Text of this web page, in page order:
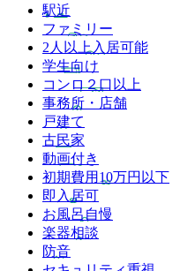
駅近
ファミリー
2人以上入居可能
学生向け
コンロ２口以上
事務所・店舗
戸建て
古民家
動画付き
初期費用10万円以下
即入居可
お風呂自慢
楽器相談
防音